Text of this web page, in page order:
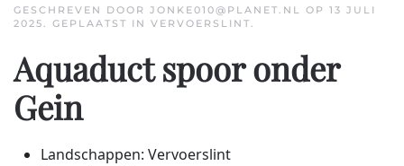
GESCHREVEN DOOR JONKE010@PLANET.NL OP 13 JULI
2025. GEPLAATST IN VERVOERSLINT.
Aquaduct spoor onder
Gein
Landschappen: Vervoerslint